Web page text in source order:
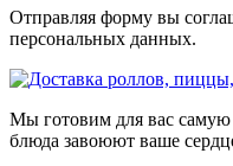
Отправляя форму вы
персональных данных.
Мы готовим для вас
блюда завоюют ваше